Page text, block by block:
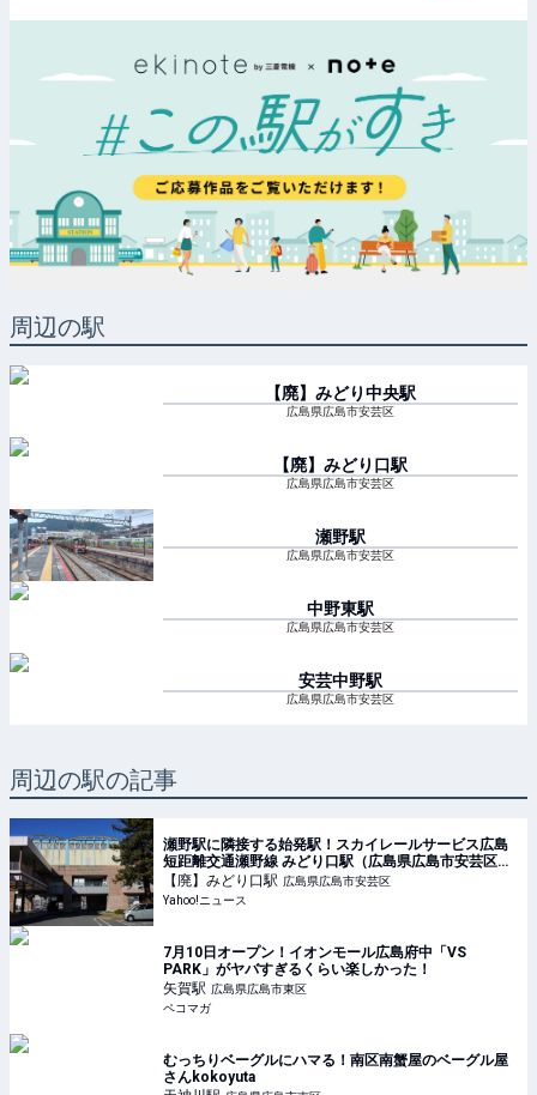
周辺の駅
【廃】みどり中央駅
広島県広島市安芸区
【廃】みどり口駅
広島県広島市安芸区
瀬野駅
広島県広島市安芸区
中野東駅
広島県広島市安芸区
安芸中野駅
広島県広島市安芸区
周辺の駅の記事
瀬野駅に隣接する始発駅！スカイレールサービス広島
短距離交通瀬野線 みどり口駅（広島県広島市安芸区）
（清水要） - エキスパート - Yahoo!ニュース
【廃】みどり口駅 広島県広島市安芸区
Yahoo!ニュース
7月10日オープン！イオンモール広島府中「VS
PARK」がヤバすぎるくらい楽しかった！
矢賀駅 広島県広島市東区
ペコマガ
むっちりベーグルにハマる！南区南蟹屋のベーグル屋
さんkokoyuta